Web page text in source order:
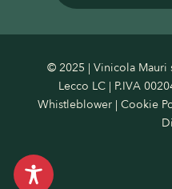
© 2025 | Vinicola Mauri
Lecco LC | P.IVA
Whistleblower |Cookie